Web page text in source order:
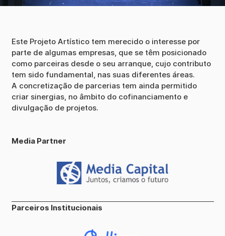
Este Projeto Artístico tem merecido o interesse por
parte de algumas empresas, que se têm posicionado
como parceiras desde o seu arranque, cujo contributo
tem sido fundamental, nas suas diferentes áreas.
A concretização de parcerias tem ainda permitido
criar sinergias, no âmbito do cofinanciamento e
divulgação de projetos.
Media Partner
Parceiros Institucionais